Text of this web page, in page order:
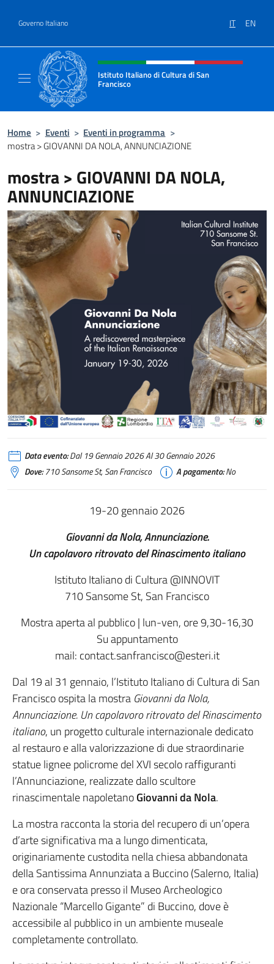
Governo Italiano IT EN
Intestazione sito, social e menù
Istituto Italiano di Cultura di San
Francisco
Home > Eventi > Eventi in programma >
mostra > GIOVANNI DA NOLA, ANNUNCIAZIONE
mostra > GIOVANNI DA NOLA,
ANNUNCIAZIONE
Data evento:Dal 19 Gennaio 2026 Al 30 Gennaio 2026
Dove:710 Sansome St, San Francisco A pagamento:No
19-20 gennaio 2026
Giovanni da Nola, Annunciazione.
Un capolavoro ritrovato del Rinascimento italiano
Istituto Italiano di Cultura @INNOVIT
710 Sansome St, San Francisco
Mostra aperta al pubblico | lun-ven, ore 9,30-16,30
Su appuntamento
mail: contact.sanfrancisco@esteri.it
Dal 19 al 31 gennaio, l’Istituto Italiano di Cultura di San
Francisco ospita la mostra Giovanni da Nola,
Annunciazione. Un capolavoro ritrovato del Rinascimento
italiano, un progetto culturale internazionale dedicato
al restauro e alla valorizzazione di due straordinarie
statue lignee policrome del XVI secolo raffiguranti
l’Annunciazione, realizzate dallo scultore
rinascimentale napoletanoGiovanni da Nola.
La mostra racconta la storia del recupero di un’opera
d’arte significativa ma a lungo dimenticata,
originariamente custodita nella chiesa abbandonata
della Santissima Annunziata a Buccino (Salerno, Italia)
e ora conservata presso il Museo Archeologico
Nazionale “Marcello Gigante” di Buccino, dove è
accessibile al pubblico in un ambiente museale
completamente controllato.